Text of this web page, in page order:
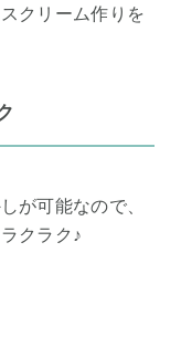
クリーム作りを
が可能なので、
クラク♪